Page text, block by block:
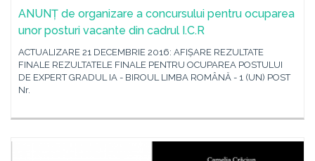
ANUNȚ de organizare a concursului pentru ocuparea
unor posturi vacante din cadrul I.C.R
ACTUALIZARE 21 DECEMBRIE 2016: AFIȘARE REZULTATE
FINALE REZULTATELE FINALE PENTRU OCUPAREA POSTULUI
DE EXPERT GRADUL IA - BIROUL LIMBA ROMÂNĂ - 1 (UN) POST
Nr.